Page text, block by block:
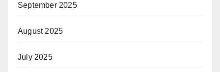
September 2025
August 2025
July 2025